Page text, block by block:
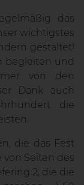
das
wichtigstes
gestaltet!
begleiten und
von den
Dank auch
die
die das Fest
Seiten des
2, die die